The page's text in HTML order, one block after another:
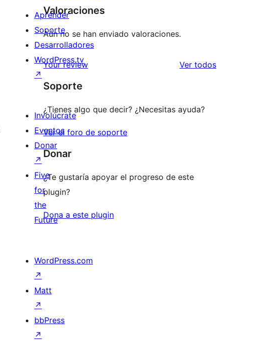
Valoraciones
Aún no se han enviado valoraciones.
Your review Ver todoslos
Soporte
¿Tienes algo que decir? ¿Necesitas ayuda?
Ver el foro de soporte
Donar
¿Te gustaría apoyar el progreso de este
plugin?
Dona a este plugin
Aprender
Soporte
Desarrolladores
WordPress.tv
↗
Involúcrate
Eventos
Donar
↗
Five
for
the
Future
WordPress.com
↗
Matt
↗
bbPress
↗